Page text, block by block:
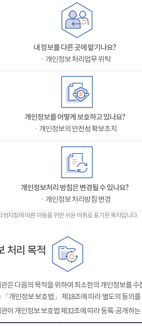
내 정보를 다른 곳에 맡기나요?
ㆍ개인정보 처리업무 위탁
개인정보를 어떻게 보호하고 있나요?
ㆍ개인정보의 안전성 확보조치
개인정보처리 방침은 변경될 수 있나요?
ㆍ개인정보 처리방침 변경
지침에 따른 아동을 위한 쉬운 어휘로 표기된 목차입니다.
처리 목적
은 다음의 목적을 위하여 최소한의 개인정보를
「개인정보 보호법」 제18조에 따라 별도의 동의
이 개인정보 보호법 제32조에 따라 등록·공개하